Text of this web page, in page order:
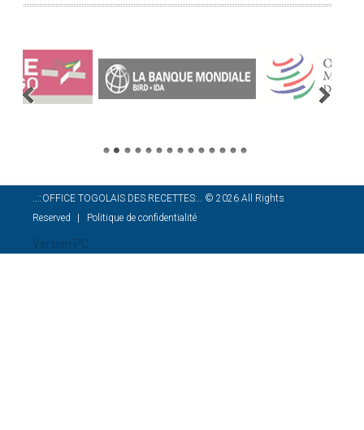
..::OFFICE TOGOLAIS DES RECETTES:.. © 2026 All Rights
Reserved
Politique de confidentialité
Version PC